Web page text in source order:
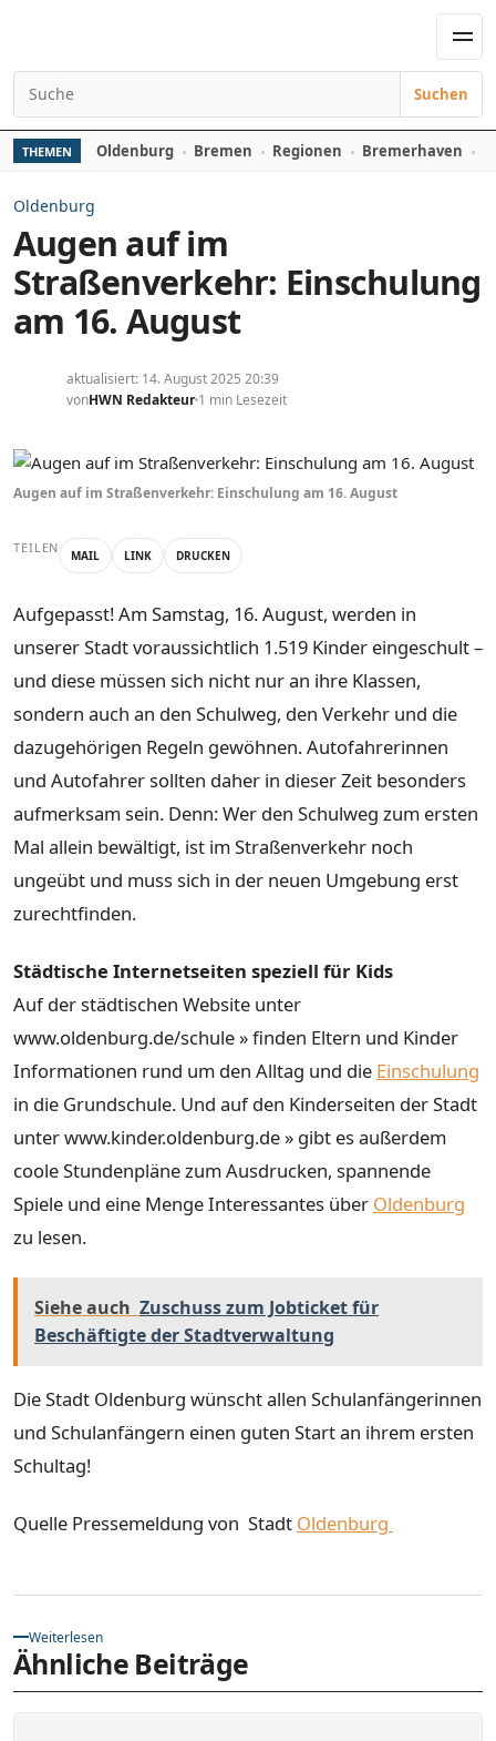
Suchen nach:
Suchen
THEMEN Oldenburg Bremen Regionen Bremerhaven
Oldenburg
Augen auf im
Straßenverkehr: Einschulung
am 16. August
aktualisiert: 14. August 2025 20:39
vonHWN Redakteur 1 min Lesezeit
Augen auf im Straßenverkehr: Einschulung am 16. August
TEILEN MAIL LINK DRUCKEN
Aufgepasst! Am Samstag, 16. August, werden in
unserer Stadt voraussichtlich 1.519 Kinder eingeschult –
und diese müssen sich nicht nur an ihre Klassen,
sondern auch an den Schulweg, den Verkehr und die
dazugehörigen Regeln gewöhnen. Autofahrerinnen
und Autofahrer sollten daher in dieser Zeit besonders
aufmerksam sein. Denn: Wer den Schulweg zum ersten
Mal allein bewältigt, ist im Straßenverkehr noch
ungeübt und muss sich in der neuen Umgebung erst
zurechtfinden.
Städtische Internetseiten speziell für Kids
Auf der städtischen Website unter
www.oldenburg.de/schule » finden Eltern und Kinder
Informationen rund um den Alltag und die Einschulung
in die Grundschule. Und auf den Kinderseiten der Stadt
unter www.kinder.oldenburg.de » gibt es außerdem
coole Stundenpläne zum Ausdrucken, spannende
Spiele und eine Menge Interessantes über Oldenburg
zu lesen.
Siehe auch Zuschuss zum Jobticket für
Beschäftigte der Stadtverwaltung
Die Stadt Oldenburg wünscht allen Schulanfängerinnen
und Schulanfängern einen guten Start an ihrem ersten
Schultag!
Quelle Pressemeldung von Stadt Oldenburg
Weiterlesen
Ähnliche Beiträge